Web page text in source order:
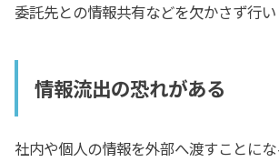
委託先との情報共有などを欠かさず行い
情報流出の恐れがある
社内や個人の情報を外部へ渡すことに